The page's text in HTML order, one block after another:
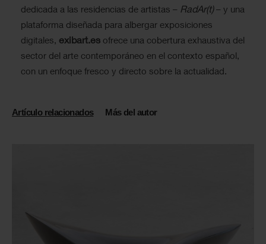
dedicada a las residencias de artistas – RadAr(t)– y una
plataforma diseñada para albergar exposiciones
digitales, exibart.es ofrece una cobertura exhaustiva del
sector del arte contemporáneo en el contexto español,
con un enfoque fresco y directo sobre la actualidad.
Artículo relacionados Más del autor